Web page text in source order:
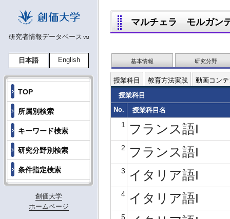
研究者情報データベース VM
日本語 English
TOP
所属別検索
キーワード検索
研究分野別検索
条件指定検索
創価大学
ホームページ
マルチェラ モルガン
基本情報 研究分野
授業科目 教育方法実践
動画コン
授業科目
No.
授業科目名
1 フランス語I
2 フランス語I
3 イタリア語I
4 イタリア語I
5